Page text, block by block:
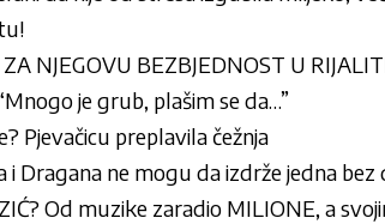
NJEGOVU BEZBJEDNOST U
je grub, plašim se da…”
Pjevačicu preplavila čežnja
Dragana ne mogu da izdrže jedna
Od muzike zaradio MILIONE, a